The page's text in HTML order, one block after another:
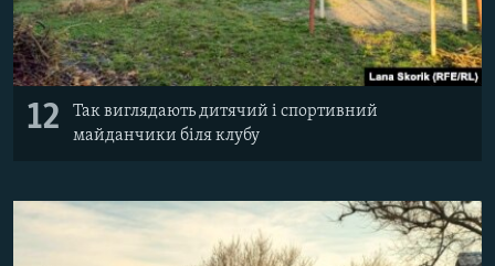
12
Так виглядають дитячий і спортивний
майданчики біля клубу